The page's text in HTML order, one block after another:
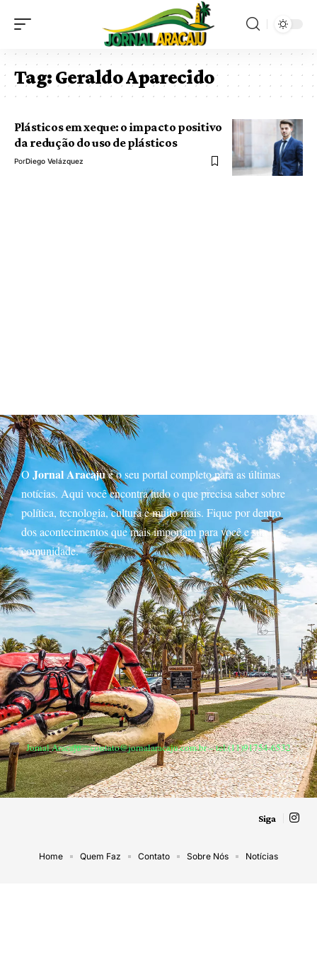
Tag:Geraldo Aparecido
Plásticos em xeque: o impacto positivo
da redução do uso de plásticos
PorDiego Velázquez
O Jornal Aracajué o seu portal completo para as últimas
notícias. Aqui você encontra tudo o que precisa saber sobre
política, tecnologia, cultura e muito mais. Fique por dentro
dos acontecimentos que mais importam para você e sua
comunidade.
Jornal Aracaju –contato@jornalaracaju.com.br– tel.(11)91754-6532
Siga
Home Quem Faz Contato Sobre Nós Notícias